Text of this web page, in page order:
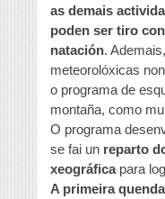
as demais
poden ser tiro
natación.
meteorolóxicas
o programa de
montaña, como
O programa
se fai un reparto
xeográficapara
A primeira